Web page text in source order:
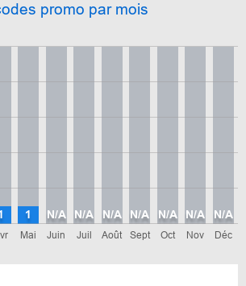
promo par mois
Mai
1
Juin
N/A
Juil
N/A
Août
N/A
Sept
N/A
Oct
N/A
Nov
N/A
Déc
N/A